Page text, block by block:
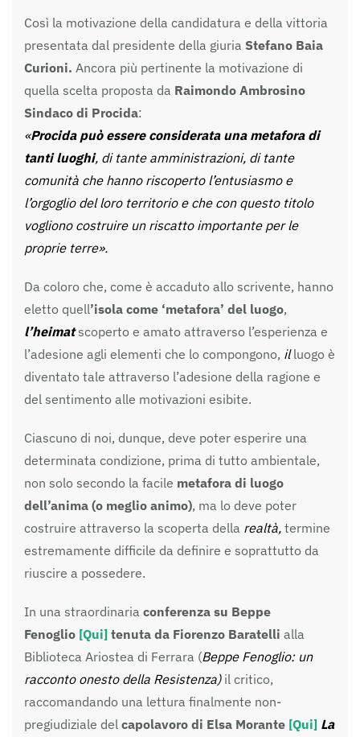
Così la motivazione della candidatura e della vittoria
presentata dal presidente della giuria Stefano Baia
Curioni. Ancora più pertinente la motivazione di
quella scelta proposta da Raimondo Ambrosino
Sindaco di Procida:
«Procida può essere considerata una metafora di
tanti luoghi, di tante amministrazioni, di tante
comunità che hanno riscoperto l’entusiasmo e
l’orgoglio del loro territorio e che con questo titolo
vogliono costruire un riscatto importante per le
proprie terre».
Da coloro che, come è accaduto allo scrivente, hanno
eletto quell’isola come ‘metafora’ del luogo,
l’heimatscoperto e amato attraverso l’esperienza e
l’adesione agli elementi che lo compongono, illuogo è
diventato tale attraverso l’adesione della ragione e
del sentimento alle motivazioni esibite.
Ciascuno di noi, dunque, deve poter esperire una
determinata condizione, prima di tutto ambientale,
non solo secondo la facile metafora di luogo
dell’anima (o meglio animo), ma lo deve poter
costruire attraverso la scoperta della realtà, termine
estremamente difficile da definire e soprattutto da
riuscire a possedere.
In una straordinaria conferenza su Beppe
Fenoglio [Qui] tenuta da Fiorenzo Baratelli alla
Biblioteca Ariostea di Ferrara (Beppe Fenoglio: un
racconto onesto della Resistenza) il critico,
raccomandando una lettura finalmente non-
pregiudiziale del capolavoro di Elsa Morante [Qui] La